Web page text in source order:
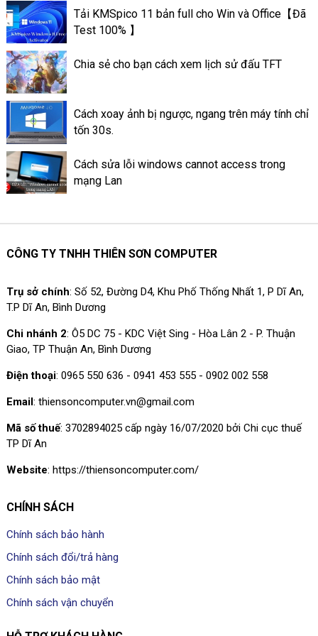
tốt. Và có hoạt động ổn định
tốt hơn. Sau đây là thông tin về
mức quan trọng của keo tản
nhiệt ở trên máy tính.
Tải KMSpico 11 bản full cho Win và Office【Đã
Test 100% 】
Chia sẻ cho bạn cách xem lịch sử đấu TFT
Cách xoay ảnh bị ngược, ngang trên máy tính chỉ
tốn 30s.
Cách sửa lỗi windows cannot access trong
mạng Lan
CÔNG TY TNHH THIÊN SƠN COMPUTER
Trụ sở chính: Số 52, Đường D4, Khu Phố Thống Nhất 1, P Dĩ An,
T.P Dĩ An, Bình Dương
Chi nhánh 2: Ô5 DC 75 - KDC Việt Sing - Hòa Lân 2 - P. Thuận
Giao, TP Thuận An, Bình Dương
Điện thoại: 0965 550 636 - 0941 453 555 - 0902 002 558
Email: thiensoncomputer.vn@gmail.com
Mã số thuế: 3702894025 cấp ngày 16/07/2020 bởi Chi cục thuế
TP Dĩ An
Website: https://thiensoncomputer.com/
CHÍNH SÁCH
Chính sách bảo hành
Chính sách đổi/trả hàng
Chính sách bảo mật
Chính sách vận chuyển